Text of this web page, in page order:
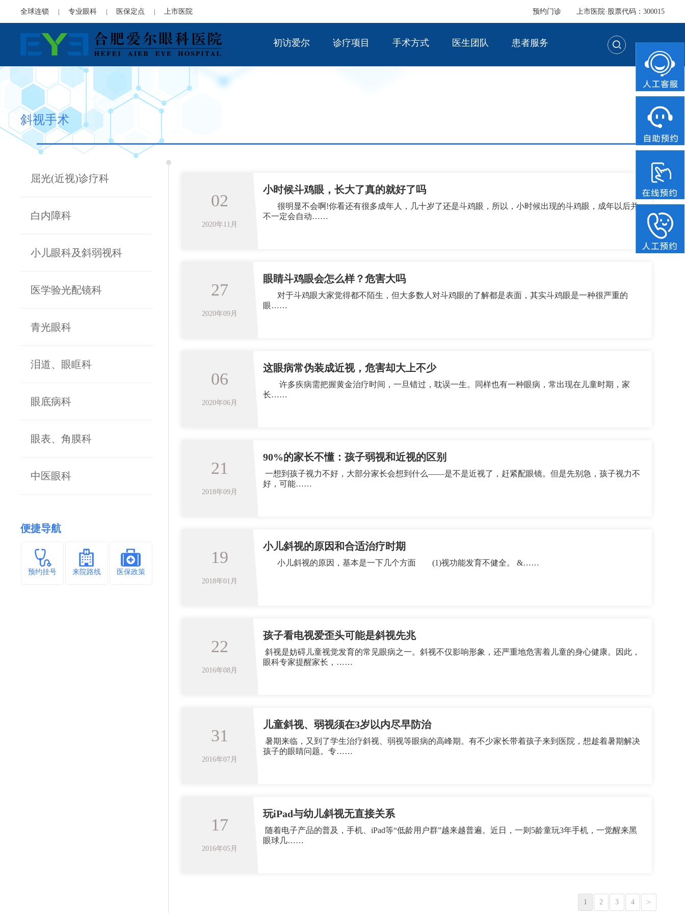
全球连锁 | 专业眼科 | 医保定点 | 上市医院 预约门诊 上市医院·股票代码：300015
初访爱尔 诊疗项目 手术方式 医生团队 患者服务
斜视手术
屈光(近视)诊疗科
白内障科
小儿眼科及斜弱视科
医学验光配镜科
青光眼科
泪道、眼眶科
眼底病科
眼表、角膜科
中医眼科
便捷导航
预约挂号 来院路线 医保政策
02
2020年11月
小时候斗鸡眼，长大了真的就好了吗
很明显不会啊!你看还有很多成年人，几十岁了还是斗鸡眼，所以，小时候出现的斗鸡眼，成年以后并
不一定会自动……
27
2020年09月
眼睛斗鸡眼会怎么样？危害大吗
对于斗鸡眼大家觉得都不陌生，但大多数人对斗鸡眼的了解都是表面，其实斗鸡眼是一种很严重的
眼……
06
2020年06月
这眼病常伪装成近视，危害却大上不少
许多疾病需把握黄金治疗时间，一旦错过，耽误一生。同样也有一种眼病，常出现在儿童时期，家
长……
21
2018年09月
90%的家长不懂：孩子弱视和近视的区别
一想到孩子视力不好，大部分家长会想到什么——是不是近视了，赶紧配眼镜。但是先别急，孩子视力不
好，可能……
19
2018年01月
小儿斜视的原因和合适治疗时期
小儿斜视的原因，基本是一下几个方面 (1)视功能发育不健全。 &……
22
2016年08月
孩子看电视爱歪头可能是斜视先兆
斜视是妨碍儿童视觉发育的常见眼病之一。斜视不仅影响形象，还严重地危害着儿童的身心健康。因此，
眼科专家提醒家长，……
31
2016年07月
儿童斜视、弱视须在3岁以内尽早防治
暑期来临，又到了学生治疗斜视、弱视等眼病的高峰期。有不少家长带着孩子来到医院，想趁着暑期解决
孩子的眼睛问题。专……
17
2016年05月
玩iPad与幼儿斜视无直接关系
随着电子产品的普及，手机、iPad等“低龄用户群”越来越普遍。近日，一则5龄童玩3年手机，一觉醒来黑
眼球几……
1 2 3 4 >